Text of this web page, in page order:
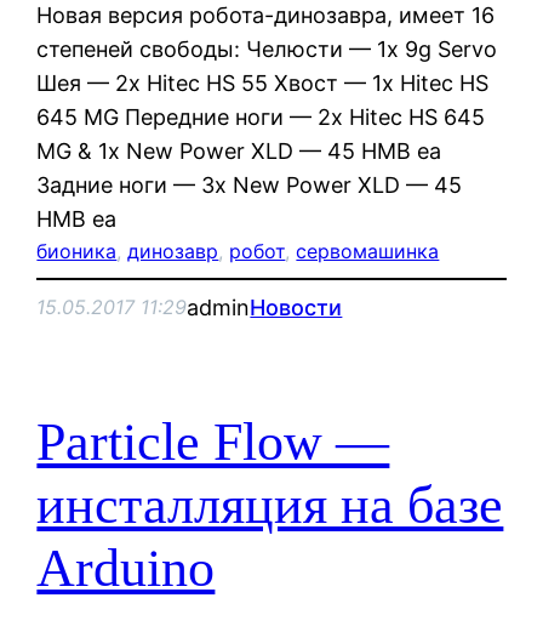
Новая версия робота-динозавра, имеет 16
степеней свободы: Челюсти — 1x 9g Servo
Шея — 2x Hitec HS 55 Хвост — 1x Hitec HS
645 MG Передние ноги — 2x Hitec HS 645
MG & 1x New Power XLD — 45 HMB ea
Задние ноги — 3x New Power XLD — 45
HMB ea
бионика, динозавр, робот, сервомашинка
15.05.2017 11:29adminНовости
Particle Flow —
инсталляция на базе
Arduino